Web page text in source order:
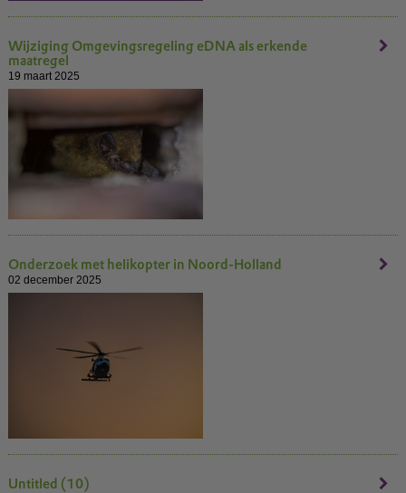
Wijziging Omgevingsregeling eDNA als erkende
maatregel
19 maart 2025
Onderzoek met helikopter in Noord-Holland
02 december 2025
Untitled (10)